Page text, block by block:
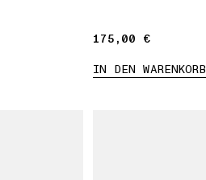
175,00 €
175,00 €
IN DEN WARENKORB